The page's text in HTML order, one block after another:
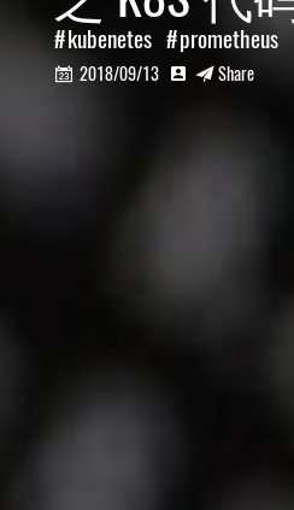
kubenetes prometheus
 2018/09/13  Share